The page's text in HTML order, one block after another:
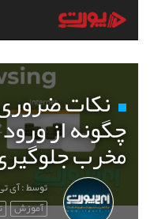
نکات ضروری
چگونه از
مخرب
توسط : آی تی
آموزش